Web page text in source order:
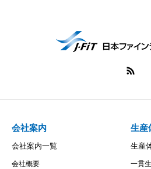
会社案内
会社案内一覧
会社概要
生産
生産
一貫